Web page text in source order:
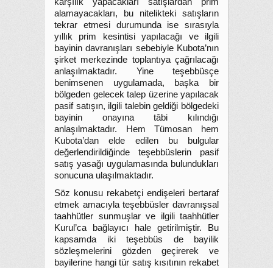
alamayacakları, bu nitelikteki satışların
tekrar etmesi durumunda ise sırasıyla
yıllık prim kesintisi yapılacağı ve ilgili
bayinin davranışları sebebiyle Kubota’nın
şirket merkezinde toplantıya çağrılacağı
anlaşılmaktadır. Yine teşebbüsçe
benimsenen uygulamada, başka bir
bölgeden gelecek talep üzerine yapılacak
pasif satışın, ilgili talebin geldiği bölgedeki
bayinin onayına tâbi kılındığı
anlaşılmaktadır. Hem Tümosan hem
Kubota’dan elde edilen bu bulgular
değerlendirildiğinde teşebbüslerin pasif
satış yasağı uygulamasında bulundukları
sonucuna ulaşılmaktadır.
Söz konusu rekabetçi endişeleri bertaraf
etmek amacıyla teşebbüsler davranışsal
taahhütler sunmuşlar ve ilgili taahhütler
Kurul’ca bağlayıcı hale getirilmiştir. Bu
kapsamda iki teşebbüs de bayilik
sözleşmelerini gözden geçirerek ve
bayilerine hangi tür satış kısıtının rekabet